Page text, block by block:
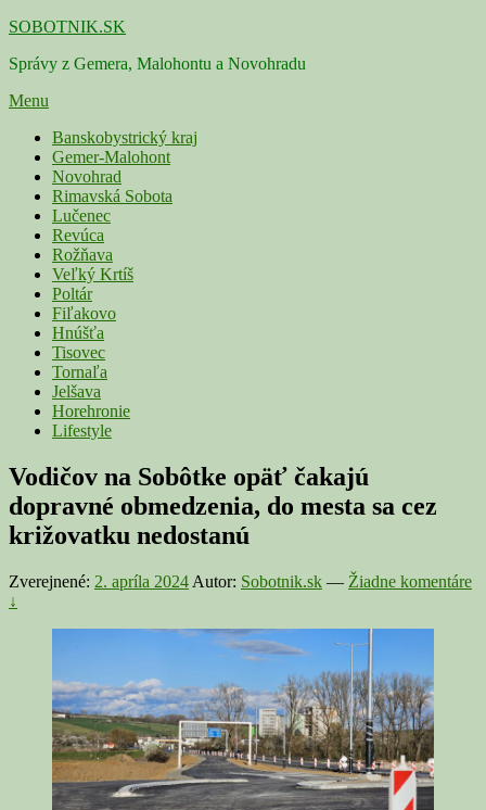
Skip
content
SOBOTNIK.SK
Správy z Gemera, Malohontu a Novohradu
Menu
Primárne
menu
Banskobystrický kraj
Gemer-Malohont
Novohrad
Rimavská Sobota
Lučenec
Revúca
Rožňava
Veľký Krtíš
Poltár
Fiľakovo
Hnúšťa
Tisovec
Tornaľa
Jelšava
Horehronie
Lifestyle
Vodičov na Sobôtke opäť čakajú
dopravné obmedzenia, do mesta sa cez
križovatku nedostanú
Zverejnené: 2. apríla 2024 Autor: Sobotnik.sk — Žiadne komentáre
↓